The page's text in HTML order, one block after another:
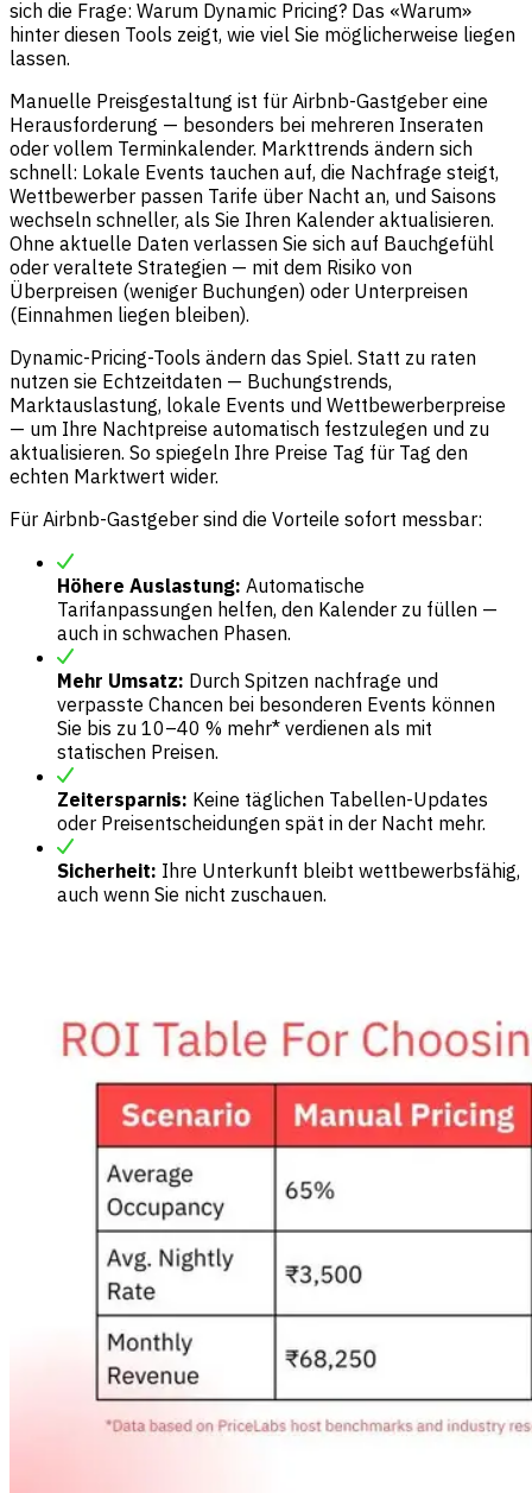
sich die Frage: Warum Dynamic Pricing? Das «Warum»
hinter diesen Tools zeigt, wie viel Sie möglicherweise liegen
lassen.
Manuelle Preisgestaltung ist für Airbnb-Gastgeber eine
Herausforderung — besonders bei mehreren Inseraten
oder vollem Terminkalender. Markttrends ändern sich
schnell: Lokale Events tauchen auf, die Nachfrage steigt,
Wettbewerber passen Tarife über Nacht an, und Saisons
wechseln schneller, als Sie Ihren Kalender aktualisieren.
Ohne aktuelle Daten verlassen Sie sich auf Bauchgefühl
oder veraltete Strategien — mit dem Risiko von
Überpreisen (weniger Buchungen) oder Unterpreisen
(Einnahmen liegen bleiben).
Dynamic-Pricing-Tools ändern das Spiel. Statt zu raten
nutzen sie Echtzeitdaten — Buchungstrends,
Marktauslastung, lokale Events und Wettbewerberpreise
— um Ihre Nachtpreise automatisch festzulegen und zu
aktualisieren. So spiegeln Ihre Preise Tag für Tag den
echten Marktwert wider.
Für Airbnb-Gastgeber sind die Vorteile sofort messbar:
Höhere Auslastung: Automatische
Tarifanpassungen helfen, den Kalender zu füllen —
auch in schwachen Phasen.
Mehr Umsatz: Durch Spitzen nachfrage und
verpasste Chancen bei besonderen Events können
Sie bis zu 10–40 % mehr* verdienen als mit
statischen Preisen.
Zeitersparnis: Keine täglichen Tabellen-Updates
oder Preisentscheidungen spät in der Nacht mehr.
Sicherheit: Ihre Unterkunft bleibt wettbewerbsfähig,
auch wenn Sie nicht zuschauen.